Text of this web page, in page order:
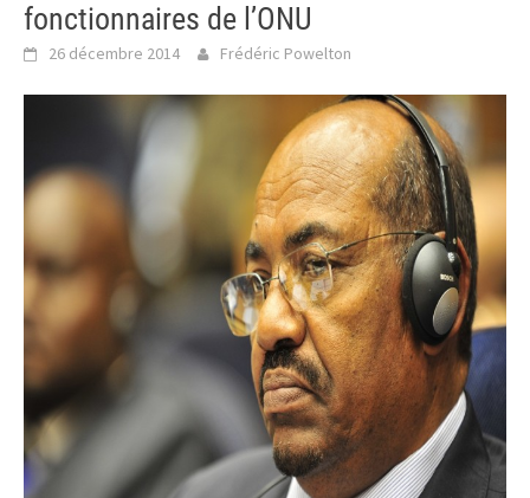
fonctionnaires de l’ONU
26 décembre 2014 Frédéric Powelton